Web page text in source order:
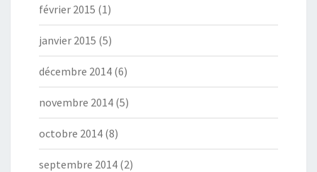
février 2015 (1)
janvier 2015 (5)
décembre 2014 (6)
novembre 2014 (5)
octobre 2014 (8)
septembre 2014 (2)